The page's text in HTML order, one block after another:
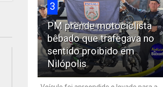
3
PM prende motociclista
bêbado que trafegava no
sentido proibido em
Nilópolis